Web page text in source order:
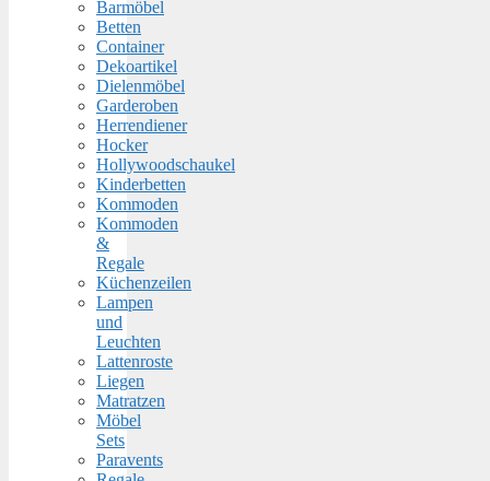
Barmöbel
Betten
Container
Dekoartikel
Dielenmöbel
Garderoben
Herrendiener
Hocker
Hollywoodschaukel
Kinderbetten
Kommoden
Kommoden
&
Regale
Küchenzeilen
Lampen
und
Leuchten
Lattenroste
Liegen
Matratzen
Möbel
Sets
Paravents